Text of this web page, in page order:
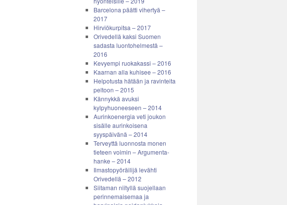
Barcelona päätti vihertyä –
2017
Hirviökurpitsa – 2017
Orivedellä kaksi Suomen
sadasta luontohelmestä –
2016
Kevyempi ruokakassi – 2016
Kaarnan alla kuhisee – 2016
Helpotusta hätään ja ravinteita
peltoon – 2015
Kännykkä avuksi
kylpyhuoneeseen – 2014
Aurinkoenergia veti joukon
sisälle aurinkoisena
syyspäivänä – 2014
Terveyttä luonnosta monen
tieteen voimin – Argumenta-
hanke – 2014
Ilmastopyöräilijä levähti
Orivedellä – 2012
Siitaman niityllä suojellaan
perinnemaisemaa ja